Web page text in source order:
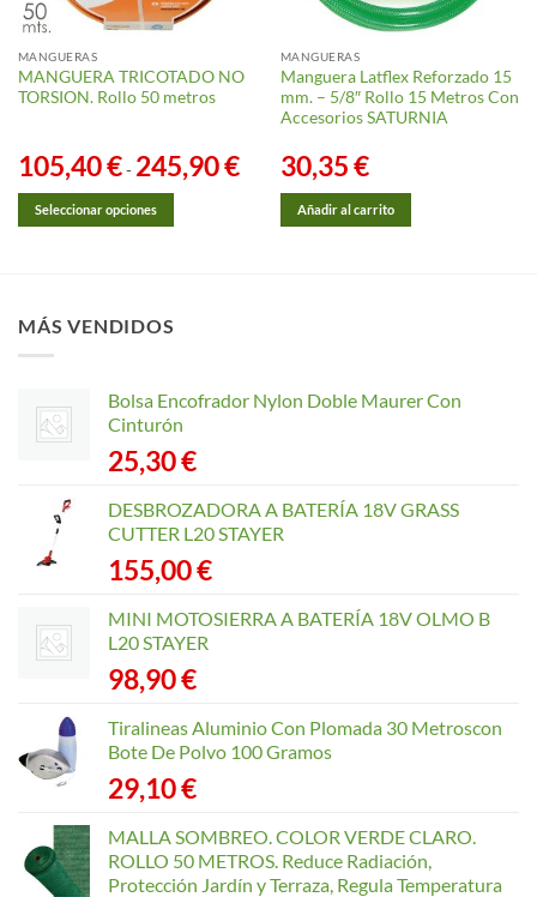
MANGUERAS
MANGUERA TRICOTADO NO
TORSION. Rollo 50 metros
105,40€ - 245,90€Rango
de
precios:
105,40 €
Seleccionar opciones
múltiples
variantes.
Las
pueden
página
MANGUERAS
Manguera Latflex Reforzado 15
mm. – 5/8″ Rollo 15 Metros Con
Accesorios SATURNIA
30,35€
Añadir al carrito
MÁS VENDIDOS
Bolsa Encofrador Nylon Doble Maurer Con
Cinturón
25,30€
DESBROZADORA A BATERÍA 18V GRASS
CUTTER L20 STAYER
155,00€
MINI MOTOSIERRA A BATERÍA 18V OLMO B
L20 STAYER
98,90€
Tiralineas Aluminio Con Plomada 30 Metroscon
Bote De Polvo 100 Gramos
29,10€
MALLA SOMBREO. COLOR VERDE CLARO.
ROLLO 50 METROS. Reduce Radiación,
Protección Jardín y Terraza, Regula Temperatura